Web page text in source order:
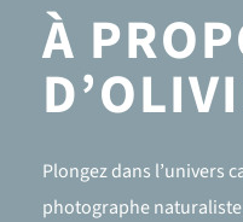
À
Plongez dans l’univers
photographe